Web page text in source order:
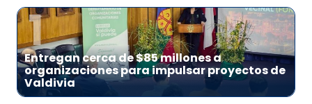
1
Entregan cerca de $85 millones a
organizaciones para impulsar proyectos de
Valdivia